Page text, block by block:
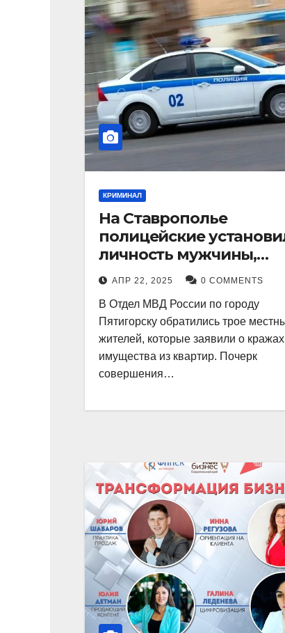
КРИМИНАЛ
На Ставрополье
полицейские
личность мужчины,
причастного к кражам
имущества из квартир в
Пятигорске
АПР 22, 2025 0 COMMENTS
В Отдел МВД России по городу
Пятигорску обратились трое
жителей, которые заявили о кражах
имущества из квартир. Почерк
совершения…